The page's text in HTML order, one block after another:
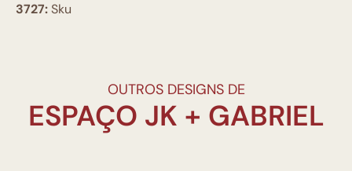
3727:Sku
OUTROS DESIGNS DE